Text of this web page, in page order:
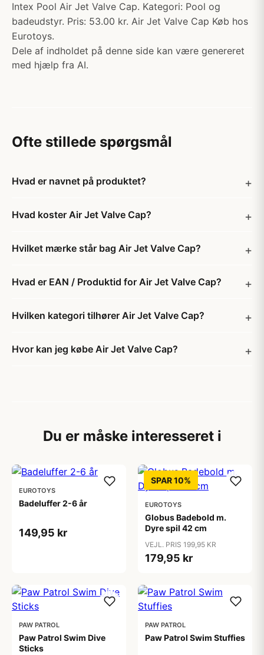
Intex Pool Air Jet Valve Cap. Kategori: Pool og
badeudstyr. Pris: 53.00 kr. Air Jet Valve Cap Køb hos
Eurotoys.
Dele af indholdet på denne side kan være genereret
med hjælp fra AI.
Ofte stillede spørgsmål
Hvad er navnet på produktet?
Hvad koster Air Jet Valve Cap?
Hvilket mærke står bag Air Jet Valve Cap?
Hvad er EAN / Produktid for Air Jet Valve Cap?
Hvilken kategori tilhører Air Jet Valve Cap?
Hvor kan jeg købe Air Jet Valve Cap?
Du er måske interesseret i
EUROTOYS
Badeluffer 2-6 år
149,95 kr
SPAR 10%
EUROTOYS
Globus Badebold m.
Dyre spil 42 cm
VEJL. PRIS 199,95 KR
179,95 kr
PAW PATROL
Paw Patrol Swim Dive
Sticks
PAW PATROL
Paw Patrol Swim Stuffies